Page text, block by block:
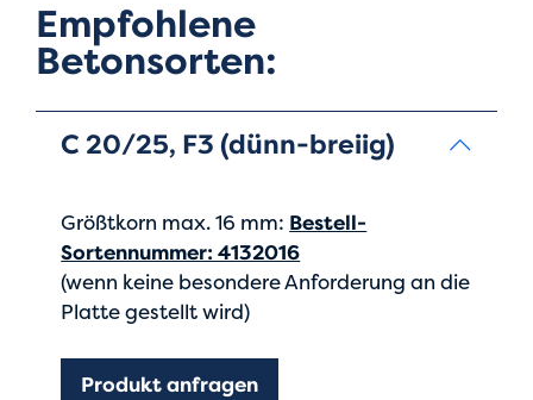
Empfohlene
Betonsorten:
C 20/25, F3 (dünn-breiig)
Größtkorn max. 16 mm: Bestell-
Sortennummer: 4132016
(wenn keine besondere Anforderung an die
Platte gestellt wird)
Produkt anfragen